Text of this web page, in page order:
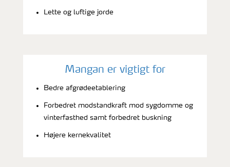
Lette og luftige jorde
Mangan er vigtigt for
Bedre afgrødeetablering
Forbedret modstandkraft mod sygdomme og
vinterfasthed samt forbedret buskning
Højere kernekvalitet